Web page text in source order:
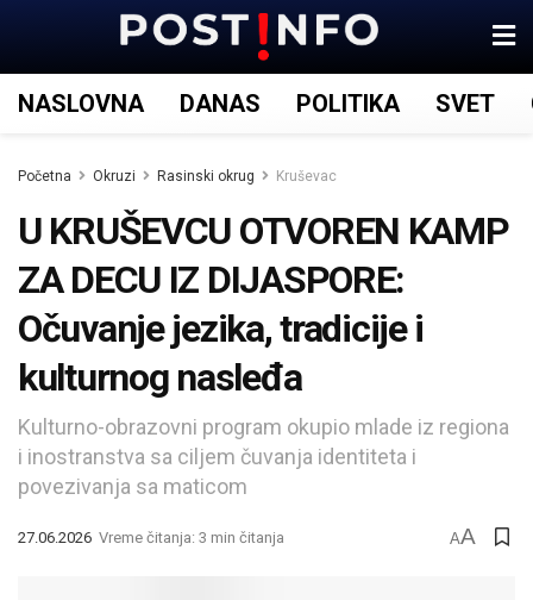
NASLOVNA DANAS POLITIKA SVET
Početna Okruzi Rasinski okrug Kruševac
U KRUŠEVCU OTVOREN KAMP
ZA DECU IZ DIJASPORE:
Očuvanje jezika, tradicije i
kulturnog nasleđa
Kulturno-obrazovni program okupio mlade iz regiona
i inostranstva sa ciljem čuvanja identiteta i
povezivanja sa maticom
27.06.2026 Vreme čitanja: 3 min čitanja AA